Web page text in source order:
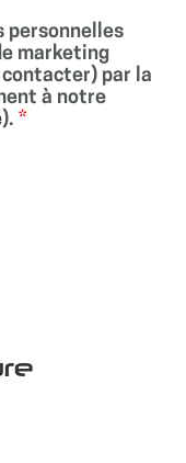
personnelles
marketing
par la
à notre
).*